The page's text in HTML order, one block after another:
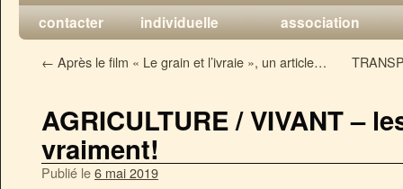
contacter
individuelle
association
← Après le film « Le grain et l’ivraie », un article…
AGRICULTURE / VIVANT –
vraiment!
Publié le6 mai 2019